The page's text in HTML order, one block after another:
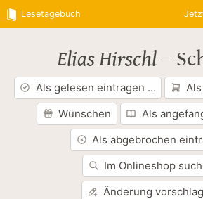
Lesetagebuch
Elias Hirschl –
Als gelesen eintragen …
Wünschen
Als
Als abgebrochen
Im Onlineshop
Änderung